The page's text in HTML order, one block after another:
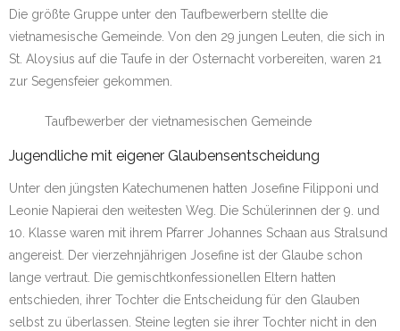
Die größte Gruppe unter den Taufbewerbern stellte die
vietnamesische Gemeinde. Von den 29 jungen Leuten, die sich in
St. Aloysius auf die Taufe in der Osternacht vorbereiten, waren 21
zur Segensfeier gekommen.
Taufbewerber der vietnamesischen Gemeinde
Jugendliche mit eigener Glaubensentscheidung
Unter den jüngsten Katechumenen hatten Josefine Filipponi und
Leonie Napierai den weitesten Weg. Die Schülerinnen der 9. und
10. Klasse waren mit ihrem Pfarrer Johannes Schaan aus Stralsund
angereist. Der vierzehnjährigen Josefine ist der Glaube schon
lange vertraut. Die gemischtkonfessionellen Eltern hatten
entschieden, ihrer Tochter die Entscheidung für den Glauben
selbst zu überlassen. Steine legten sie ihrer Tochter nicht in den